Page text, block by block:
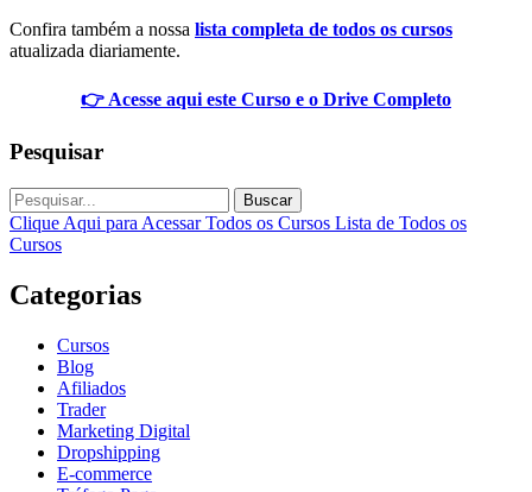
Confira também a nossa lista completa de todos os cursos
atualizada diariamente.
👉 Acesse aqui este Curso e o Drive Completo
Pesquisar
Buscar
Clique Aqui para Acessar Todos os Cursos Lista de Todos os
Cursos
Categorias
Cursos
Blog
Afiliados
Trader
Marketing Digital
Dropshipping
E-commerce